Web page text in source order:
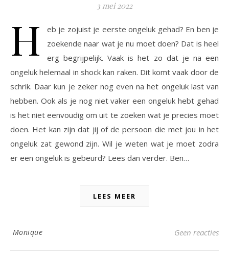
3 mei 2022
H
eb je zojuist je eerste ongeluk gehad? En ben je
zoekende naar wat je nu moet doen? Dat is heel
erg begrijpelijk. Vaak is het zo dat je na een
ongeluk helemaal in shock kan raken. Dit komt vaak door de
schrik. Daar kun je zeker nog even na het ongeluk last van
hebben. Ook als je nog niet vaker een ongeluk hebt gehad
is het niet eenvoudig om uit te zoeken wat je precies moet
doen. Het kan zijn dat jij of de persoon die met jou in het
ongeluk zat gewond zijn. Wil je weten wat je moet zodra
er een ongeluk is gebeurd? Lees dan verder. Ben…
LEES MEER
Monique Geen reacties